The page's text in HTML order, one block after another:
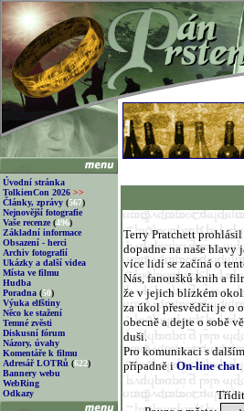
Úvodní stránka
TolkienCon 2026 >>
Články, zprávy (567)
Nejnovější fotografie
Vaše recenze (496)
Základní informace
Obsazení - herci
Archiv fotografií
Ukázky a další videa
Místa ve filmu
Hudba
Poradna (50)
Výuka elfštiny
Něco ke stažení
Temné zvěsti
Diskusní fórum
Názory, úvahy
Komentáře k filmu
Adresář LOTRů (622)
Bannery webu
WebRing
Odkazy
Terry Pratchett
dopadne na naše hlavy
více lidí se začíná o
Nás, fanoušků knih a
že v jejich blízkém
za úkol přesvědčit je o
obecně a dejte o sobě
duši.
Pro komunikaci s
případně iOn-line chat.